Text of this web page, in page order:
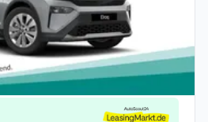
61 kWh Batterie
PS (140 kW)